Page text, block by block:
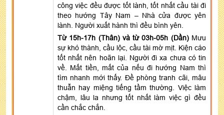
công việc đều được tốt lành, tốt nhất cầu tài đi
theo hướng Tây Nam – Nhà cửa được yên
lành. Người xuất hành thì đều bình yên.
Từ 15h-17h (Thân) và từ 03h-05h (Dần) Mưu
sự khó thành, cầu lộc, cầu tài mờ mịt. Kiện cáo
tốt nhất nên hoãn lại. Người đi xa chưa có tin
về. Mất tiền, mất của nếu đi hướng Nam thì
tìm nhanh mới thấy. Đề phòng tranh cãi, mâu
thuẫn hay miệng tiếng tầm thường. Việc làm
chậm, lâu la nhưng tốt nhất làm việc gì đều
cần chắc chắn.